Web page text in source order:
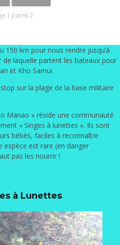
1 parmi 2
km pour nous rendre jusqu’à
de laquelle partent les bateaux pour
et Kho Samui.
sur la plage de la base militaire
Manao » réside une communauté
« Singes à lunettes ». Ils sont
bébés, faciles à reconnaître
espèce est rare (en danger
pas les nourrir !
à Lunettes